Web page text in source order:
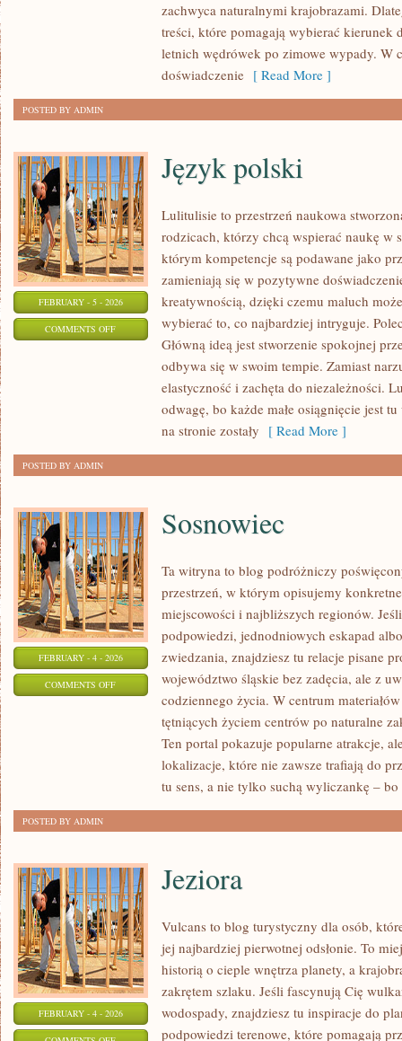
TURYSTYCZNEzachwyca naturalnymi krajobrazami.
treści, które pomagają wybierać kierunek
letnich wędrówek po zimowe wypady. W
doświadczenie [ Read More ]
POSTED BY ADMIN
FEBRUARY - 5 - 2026
COMMENTS OFFON
Język polski
Lulitulisie to przestrzeń naukowa
rodzicach, którzy chcą wspierać naukę w
którym kompetencje są podawane jako
zamieniają się w pozytywne
kreatywnością, dzięki czemu maluch
wybierać to, co najbardziej intryguje.
Główną ideą jest stworzenie spokojnej
odbywa się w swoim tempie. Zamiast
elastyczność i zachęta do niezależności.
odwagę, bo każde małe osiągnięcie jest
na stronie zostały [ Read More ]
POSTED BY ADMIN
FEBRUARY - 4 - 2026
COMMENTS OFFON
SOSNOWIEC
Sosnowiec
Ta witryna to blog podróżniczy
przestrzeń, w którym opisujemy
miejscowości i najbliższych regionów.
podpowiedzi, jednodniowych eskapad
zwiedzania, znajdziesz tu relacje pisane
województwo śląskie bez zadęcia, ale z
codziennego życia. W centrum
tętniących życiem centrów po naturalne
Ten portal pokazuje popularne atrakcje,
lokalizacje, które nie zawsze trafiają do
tu sens, a nie tylko suchą wyliczankę – bo
POSTED BY ADMIN
FEBRUARY - 4 - 2026
Jeziora
Vulcans to blog turystyczny dla osób,
jej najbardziej pierwotnej odsłonie. To
historią o cieple wnętrza planety, a
zakrętem szlaku. Jeśli fascynują Cię
wodospady, znajdziesz tu inspiracje do
podpowiedzi terenowe, które pomagają